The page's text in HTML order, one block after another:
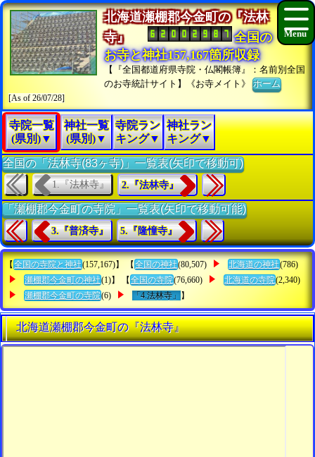
北海道瀬棚郡今金町の『法林
寺』
全国の
お寺と神社157,167箇所収録
【『全国都道府県寺院・仏閣帳簿』：名前別全国
のお寺統計サイト】《お寺メイト》ホーム
[As of 26/07/28]
寺院一覧
(県別)▼
神社一覧
(県別)▼
寺院ラン
キング▼
神社ラン
キング▼
全国の「法林寺(83ヶ寺)」一覧表(矢印で移動可)
1.『法林寺』 2.『法林寺』
「瀬棚郡今金町の寺院」一覧表(矢印で移動可能)
3.『普済寺』 5.『隆憧寺』
【 全国の寺院と神社(157,167)】 【 全国の神社(80,507) 北海道の神社(786)
瀬棚郡今金町の神社(1)】 【 全国の寺院(76,660) 北海道の寺院(2,340)
瀬棚郡今金町の寺院(6) 「4.法林寺」 】
北海道瀬棚郡今金町の『法林寺』